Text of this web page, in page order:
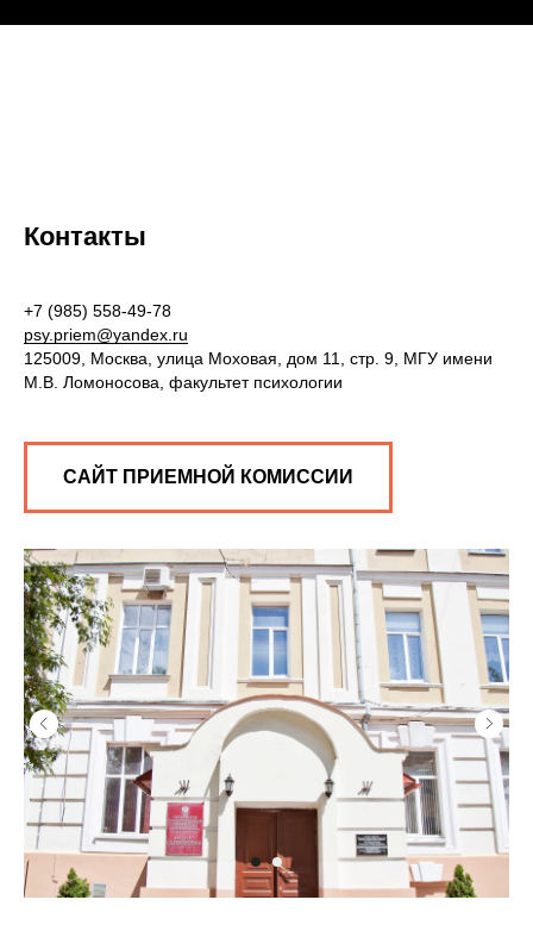
Контакты
+7 (985) 558-49-78
psy.priem@yandex.ru
125009, Москва, улица Моховая, дом 11, стр. 9, МГУ имени
М.В. Ломоносова, факультет психологии
CАЙТ ПРИЕМНОЙ КОМИССИИ